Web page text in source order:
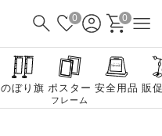
0 0
のぼり旗 ポスター
フレーム
安全用品 販